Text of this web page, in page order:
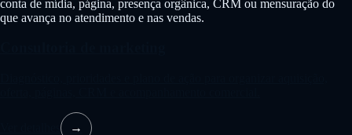
conta de mídia, página, presença orgânica, CRM ou mensuração do
que avança no atendimento e nas vendas.
→